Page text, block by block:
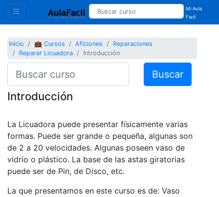
Mi Aula
Facil
Inicio 💼 Cursos Aficiones
Reparaciones
Reparar Licuadora
Introducción
Buscar
Introducción
La Licuadora puede presentar físicamente varias
formas. Puede ser grande o pequeña, algunas son
de 2 a 20 velocidades. Algunas poseen vaso de
vidrio o plástico. La base de las astas giratorias
puede ser de Pin, de Disco, etc.
La que presentamos en este curso es de: Vaso